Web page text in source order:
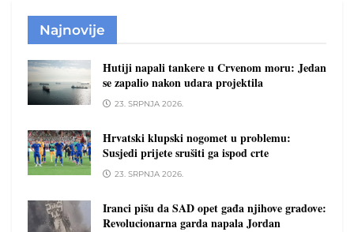
Najnovije
Hutiji napali tankere u Crvenom moru: Jedan
se zapalio nakon udara projektila
23. SRPNJA 2026.
Hrvatski klupski nogomet u problemu:
Susjedi prijete srušiti ga ispod crte
23. SRPNJA 2026.
Iranci pišu da SAD opet gađa njihove gradove:
Revolucionarna garda napala Jordan